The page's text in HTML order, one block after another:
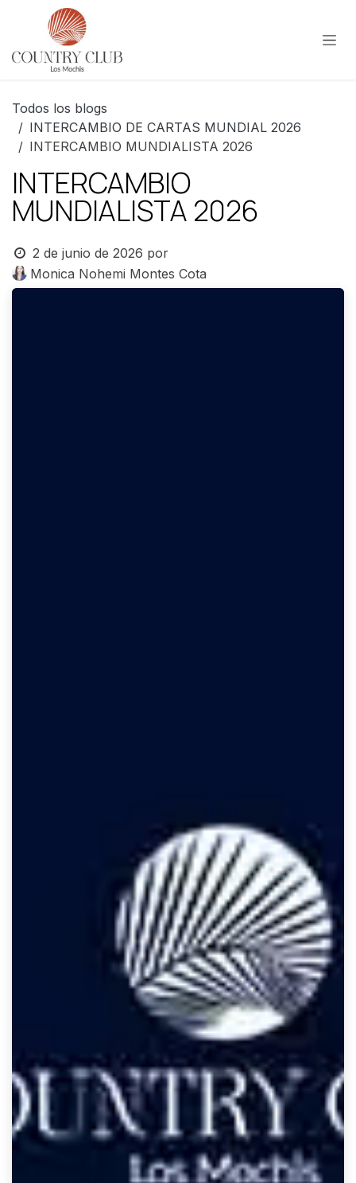
Ir al contenido
Todos los blogs
INTERCAMBIO DE CARTAS MUNDIAL 2026
INTERCAMBIO MUNDIALISTA 2026
INTERCAMBIO
MUNDIALISTA 2026
2 de junio de 2026 por
Monica Nohemi Montes Cota